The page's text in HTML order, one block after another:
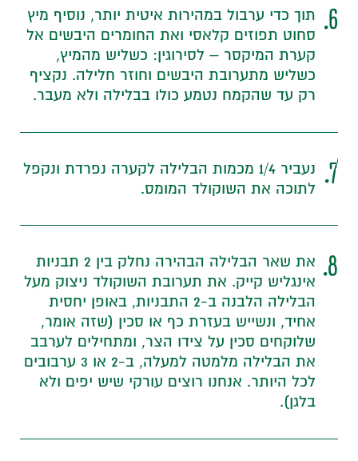
6.
תוך כדי ערבול במהירות איטית יותר, נוסיף מיץ
סחוט תפוזים קלאסי ואת החומרים היבשים אל
קערת המיקסר – לסירוגין: כשליש מהמיץ,
כשליש מתערובת היבשים וחוזר חלילה. נקציף
רק עד שהקמח נטמע כולו בבלילה ולא מעבר.
7.
נעביר 1/4 מכמות הבלילה לקערה נפרדת ונקפל
לתוכה את השוקולד המומס.
8.
את שאר הבלילה הבהירה נחלק בין 2 תבניות
אינגליש קייק. את תערובת השוקולד ניצוק מעל
הבלילה הלבנה ב-2 התבניות, באופן יחסית
אחיד, ונשייש בעזרת כף או סכין (שזה אומר,
שלוקחים סכין על צידו הצר, ומתחילים לערבב
את הבלילה מלמטה למעלה, ב-2 או 3 ערבובים
לכל היותר. אנחנו רוצים עורקי שיש יפים ולא
בלגן).